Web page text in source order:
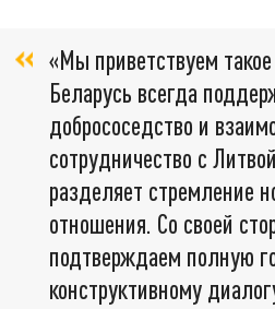
«Мы приветствуем
Беларусь всегда
добрососедство и
сотрудничество с
разделяет стремление
отношения. Со своей
подтверждаем полную
конструктивному